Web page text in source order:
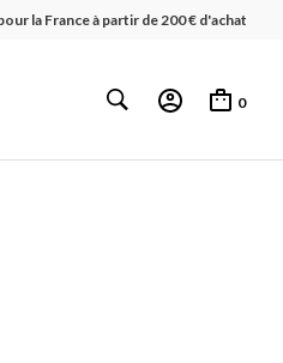
la France à partir de 200 € d'achat
0